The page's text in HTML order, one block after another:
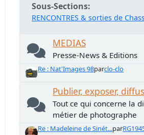
Sous-Sections
RENCONTRES & sorties de
MEDIAS
Presse-News & Editions
Re : Nat'Images 98parclo-clo
Publier, exposer,
Tout ce qui concerne la
métier de photographe
Re : Madeleine de Sinét...par